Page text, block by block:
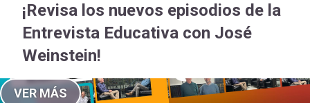
mi
cuenta
¡Revisa los nuevos episodios de la
Entrevista Educativa con José
Weinstein!
VER MÁS